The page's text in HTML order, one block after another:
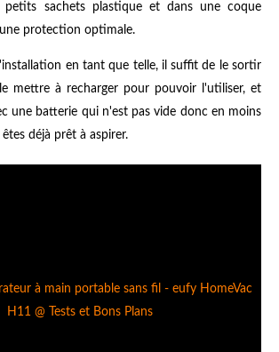
sachets plastique et dans une coque
protection optimale.
en tant que telle, il suffit de le sortir
mettre à recharger pour pouvoir l'utiliser, et
une batterie qui n'est pas vide donc en moins
déjà prêt à aspirer.